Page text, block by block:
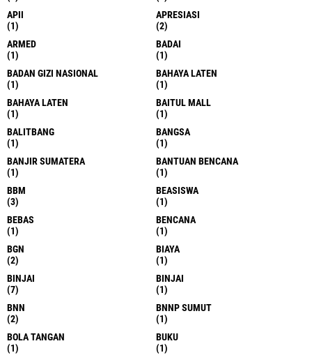
APII
(1)
APRESIASI
(2)
ARMED
(1)
BADAI
(1)
BADAN GIZI NASIONAL
(1)
BAHAYA LATEN
(1)
BAHAYA LATEN
(1)
BAITUL MALL
(1)
BALITBANG
(1)
BANGSA
(1)
BANJIR SUMATERA
(1)
BANTUAN BENCANA
(1)
BBM
(3)
BEASISWA
(1)
BEBAS
(1)
BENCANA
(1)
BGN
(2)
BIAYA
(1)
BINJAI
(7)
BINJAI
(1)
BNN
(2)
BNNP SUMUT
(1)
BOLA TANGAN
(1)
BUKU
(1)